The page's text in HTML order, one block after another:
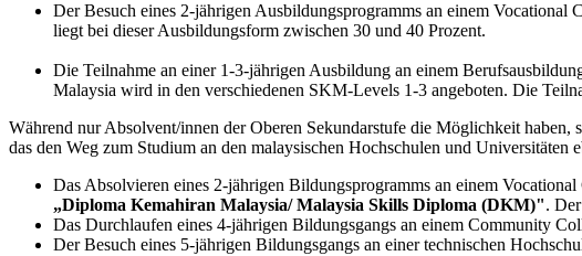
Der Besuch eines 2-jährigen Ausbildungsprogramms an einem Vocational
liegt bei dieser Ausbildungsform zwischen 30 und 40 Prozent.
Die Teilnahme an einer 1-3-jährigen Ausbildung an einem
Malaysia wird in den verschiedenen SKM-Levels 1-3 angeboten. Die
Während nur Absolvent/innen der Oberen Sekundarstufe die Möglichkeit haben,
das den Weg zum Studium an den malaysischen Hochschulen und
Das Absolvieren eines 2-jährigen Bildungsprogramms an einem
„Diploma Kemahiran Malaysia/ Malaysia Skills Diploma (DKM)".
Das Durchlaufen eines 4-jährigen Bildungsgangs an einem Community
Der Besuch eines 5-jährigen Bildungsgangs an einer technischen